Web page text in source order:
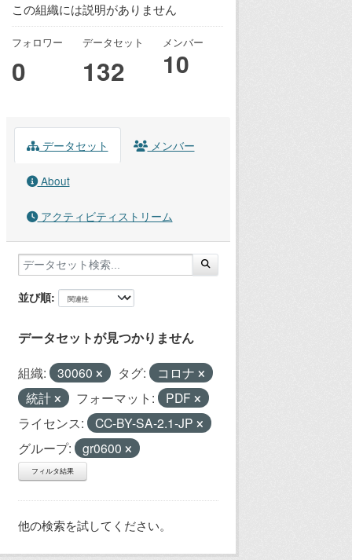
この組織には説明がありません
フォロワー
0
データセット
132
メンバー
10
データセット メンバー
About
アクティビティストリーム
並び順
データセットが見つかりません
組織: 30060 タグ:
コロナ
統計
フォーマット:
PDF
ライセンス:
CC-BY-SA-2.1-JP
グループ:
gr0600
フィルタ結果
他の検索を試してください。